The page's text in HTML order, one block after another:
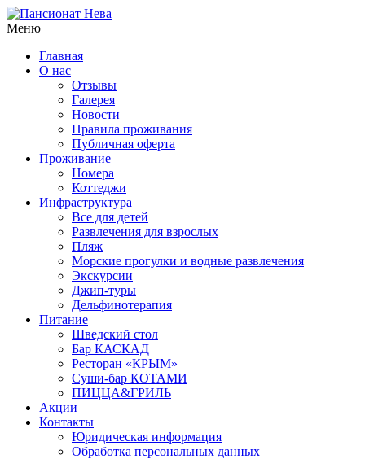
Меню
Главная
О нас
Отзывы
Галерея
Новости
Правила проживания
Публичная оферта
Проживание
Номера
Коттеджи
Инфраструктура
Все для детей
Развлечения для взрослых
Пляж
Морские прогулки и водные развлечения
Экскурсии
Джип-туры
Дельфинотерапия
Питание
Шведский стол
Бар КАСКАД
Ресторан «КРЫМ»
Суши-бар КОТАМИ
ПИЦЦА&ГРИЛЬ
Акции
Контакты
Юридическая информация
Обработка персональных данных